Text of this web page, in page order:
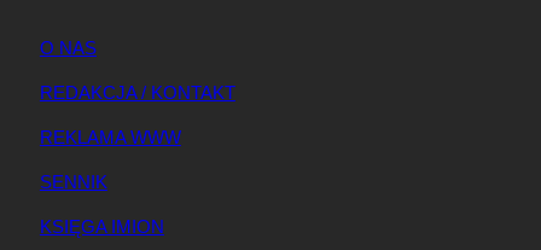
O NAS
REDAKCJA / KONTAKT
REKLAMA WWW
SENNIK
KSIĘGA IMION